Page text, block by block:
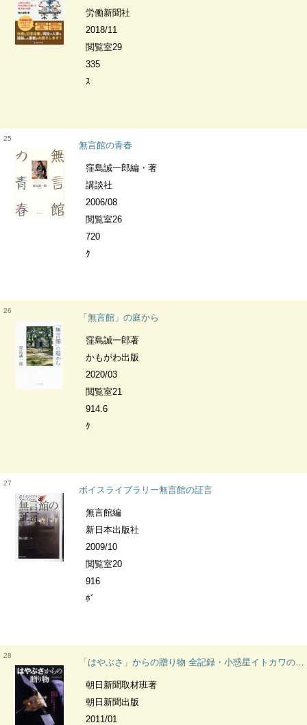
労働新聞社
2018/11
閲覧室29
335
ｽ
25
無言館の青春
窪島誠一郎編・著
講談社
2006/08
閲覧室26
720
ｸ
26
「無言館」の庭から
窪島誠一郎著
かもがわ出版
2020/03
閲覧室21
914.6
ｸ
27
ボイスライブラリー無言館の証言
無言館編
新日本出版社
2009/10
閲覧室20
916
ﾎﾞ
28
「はやぶさ」からの贈り物 全記録・小惑星イトカワの砂が明かす地球誕生の秘密
朝日新聞取材班著
朝日新聞出版
2011/01